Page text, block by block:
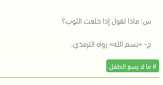
س: ماذا تقول إذا خلعت الثوب؟
ج- «بسم الله» رواه الترمذي.
# ما لا يسع الطفل